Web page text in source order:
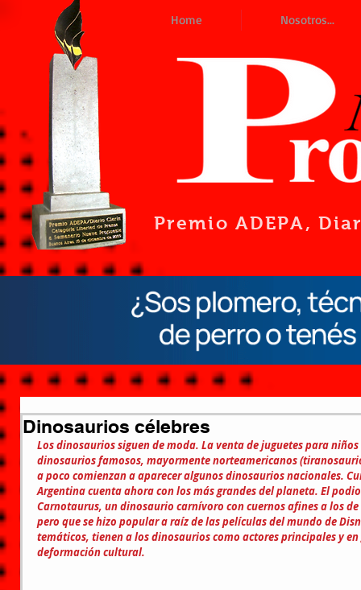
Home Nosotros...
Premio ADEPA,
Dinosaurios célebres
Los dinosaurios siguen de moda. La venta de juguetes para
dinosaurios famosos, mayormente norteamericanos
a poco comienzan a aparecer algunos dinosaurios nacionales.
Argentina cuenta ahora con los más grandes del planeta. El
Carnotaurus, un dinosaurio carnívoro con cuernos afines a los
pero que se hizo popular a raíz de las películas del mundo de
temáticos, tienen a los dinosaurios como actores principales y
deformación cultural.